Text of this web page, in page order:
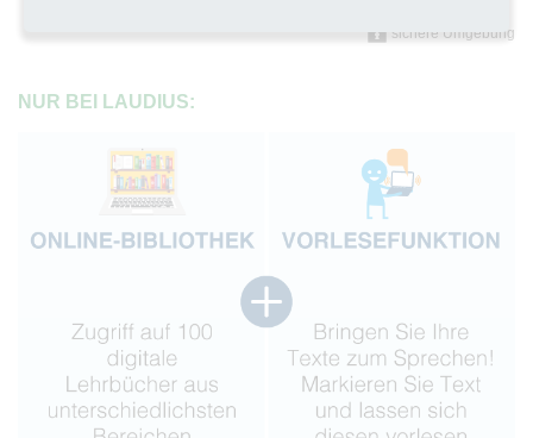
sichere Umgebung
NUR BEI LAUDIUS: